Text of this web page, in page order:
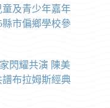
童及青少年嘉年
市偏鄉學校參
閃耀共演 陳美
布拉姆斯經典